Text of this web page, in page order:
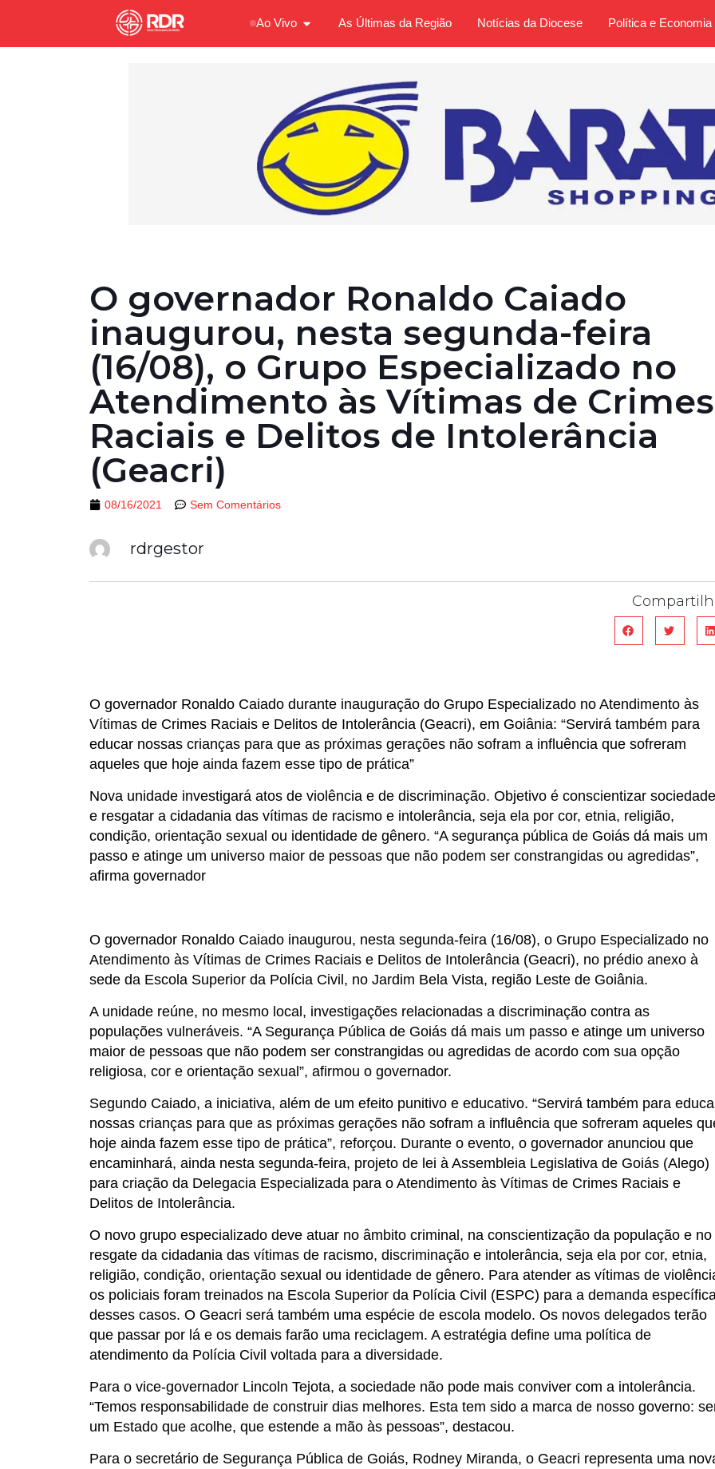
Ao Vivo As Últimas da Região Notícias da Diocese Política e Economia
O governador Ronaldo Caiado
inaugurou, nesta segunda-feira
(16/08), o Grupo Especializado no
Atendimento às Vítimas de Crimes
Raciais e Delitos de Intolerância
(Geacri)
08/16/2021 Sem Comentários
rdrgestor
O governador Ronaldo Caiado durante inauguração do Grupo Especializado no Atendimento às
Vítimas de Crimes Raciais e Delitos de Intolerância (Geacri), em Goiânia: “Servirá também para
educar nossas crianças para que as próximas gerações não sofram a influência que sofreram
aqueles que hoje ainda fazem esse tipo de prática”
Nova unidade investigará atos de violência e de discriminação. Objetivo é conscientizar sociedade
e resgatar a cidadania das vítimas de racismo e intolerância, seja ela por cor, etnia, religião,
condição, orientação sexual ou identidade de gênero. “A segurança pública de Goiás dá mais um
passo e atinge um universo maior de pessoas que não podem ser constrangidas ou agredidas”,
afirma governador
O governador Ronaldo Caiado inaugurou, nesta segunda-feira (16/08), o Grupo Especializado no
Atendimento às Vítimas de Crimes Raciais e Delitos de Intolerância (Geacri), no prédio anexo à
sede da Escola Superior da Polícia Civil, no Jardim Bela Vista, região Leste de Goiânia.
A unidade reúne, no mesmo local, investigações relacionadas a discriminação contra as
populações vulneráveis. “A Segurança Pública de Goiás dá mais um passo e atinge um universo
maior de pessoas que não podem ser constrangidas ou agredidas de acordo com sua opção
religiosa, cor e orientação sexual”, afirmou o governador.
Segundo Caiado, a iniciativa, além de um efeito punitivo e educativo. “Servirá também para
nossas crianças para que as próximas gerações não sofram a influência que sofreram aqueles
hoje ainda fazem esse tipo de prática”, reforçou. Durante o evento, o governador anunciou que
encaminhará, ainda nesta segunda-feira, projeto de lei à Assembleia Legislativa de Goiás (Alego)
para criação da Delegacia Especializada para o Atendimento às Vítimas de Crimes Raciais e
Delitos de Intolerância.
O novo grupo especializado deve atuar no âmbito criminal, na conscientização da população e no
resgate da cidadania das vítimas de racismo, discriminação e intolerância, seja ela por cor, etnia,
religião, condição, orientação sexual ou identidade de gênero. Para atender as vítimas de
os policiais foram treinados na Escola Superior da Polícia Civil (ESPC) para a demanda
desses casos. O Geacri será também uma espécie de escola modelo. Os novos delegados terão
que passar por lá e os demais farão uma reciclagem. A estratégia define uma política de
atendimento da Polícia Civil voltada para a diversidade.
Para o vice-governador Lincoln Tejota, a sociedade não pode mais conviver com a intolerância.
“Temos responsabilidade de construir dias melhores. Esta tem sido a marca de nosso governo:
um Estado que acolhe, que estende a mão às pessoas”, destacou.
Para o secretário de Segurança Pública de Goiás, Rodney Miranda, o Geacri representa uma